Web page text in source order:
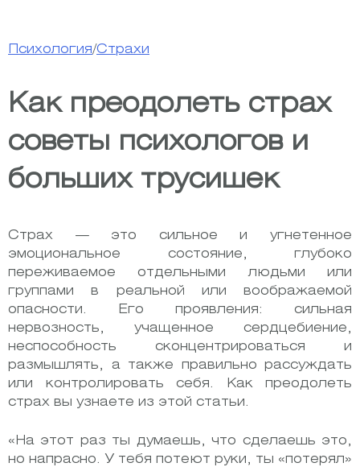
Психология/Страхи
Как преодолеть страх
советы психологов и
больших трусишек
Страх — это сильное и угнетенное
эмоциональное состояние, глубоко
переживаемое отдельными людьми или
группами в реальной или воображаемой
опасности. Его проявления: сильная
нервозность, учащенное сердцебиение,
неспособность сконцентрироваться и
размышлять, а также правильно рассуждать
или контролировать себя. Как преодолеть
страх вы узнаете из этой статьи.
«На этот раз ты думаешь, что сделаешь это,
но напрасно. У тебя потеют руки, ты «потерял»